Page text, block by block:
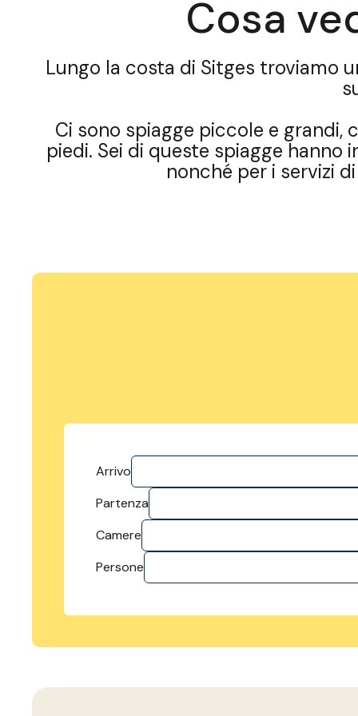
Cosa
Lungo la costa di Sitges troviamo
Ci sono spiagge piccole e
piedi. Sei di queste spiagge
nonché per i servizi
Arrivo
Partenza
Camere
Persone